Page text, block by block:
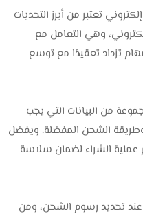
تعتبر من أبرز التحديات
وهي التعامل مع
تزداد تعقيدًا مع توسع
من البيانات التي يجب
الشحن المفضلة. ويفضل
عملية الشراء لضمان سلاسة
عند تحديد رسوم الشحن، ومن